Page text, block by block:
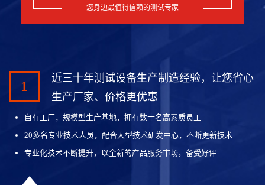
您身边最值得信赖的测试专家
1
近三十年测试设备生产制造经验，让您省心
生产厂家、价格更优惠
自有工厂，规模型生产基地，拥有数十名高素质员工
20多名专业技术人员，配合大型技术研发中心，不断更新技术
专业化技术不断提升，以全新的产品服务市场，备受好评